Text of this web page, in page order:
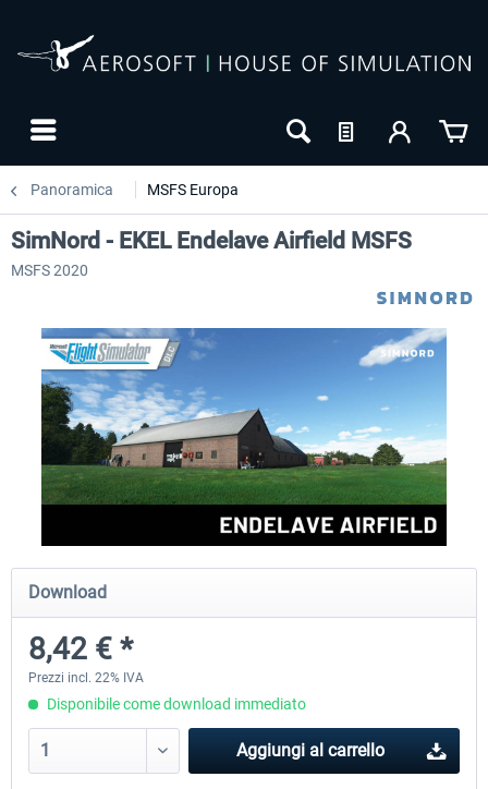
Panoramica MSFS Europa
Aerosoft Airport Cologne/Bonn
18,40 € *
sim-wings Hamburg
SimNord - EKEL Endelave Airfield MSFS
MSFS 2020
Download
8,42 € *
Prezzi incl. 22% IVA
Disponibile come download immediato
Aggiungi al carrello